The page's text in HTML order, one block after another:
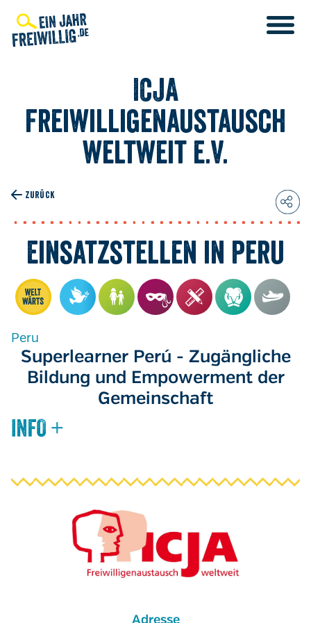
zum
Inhalt
ICJA
Freiwilligenaustausch
weltweit e.V.
ZURÜCK
Einsatzstellen in Peru
Peru
Superlearner Perú - Zugängliche
Bildung und Empowerment der
Gemeinschaft
Adresse